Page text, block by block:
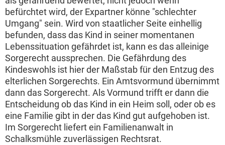
befürchtet wird, der Expartner könne "schlechter
Umgang" sein. Wird von staatlicher Seite einhellig
befunden, dass das Kind in seiner momentanen
Lebenssituation gefährdet ist, kann es das alleinige
Sorgerecht aussprechen. Die Gefährdung des
Kindeswohls ist hier der Maßstab für den Entzug des
elterlichen Sorgerechts. Ein Amtsvormund übernimmt
dann das Sorgerecht. Als Vormund trifft er dann die
Entscheidung ob das Kind in ein Heim soll, oder ob es
eine Familie gibt in der das Kind gut aufgehoben ist.
Im Sorgerecht liefert ein Familienanwalt in
Schalksmühle zuverlässigen Rechtsrat.